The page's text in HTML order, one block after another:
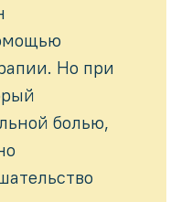
Но при
болью,